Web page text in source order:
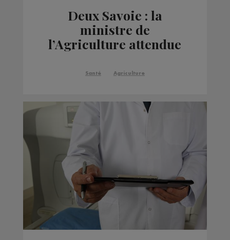
Deux Savoie : la
ministre de
l’Agriculture attendue
la dermatose
Santé Agriculture